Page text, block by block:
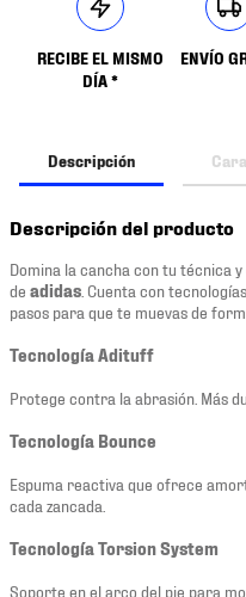
RECIBE EL MISMO
DÍA *
ENVÍO
Descripción
Descripción del producto
Domina la cancha con tu técnica
de adidas . Cuenta con
pasos para que te muevas de
Tecnología Adituff
Protege contra la abrasión. Más
Tecnología Bounce
Espuma reactiva que ofrece
cada zancada.
Tecnología Torsion System
Soporte en el arco del pie para